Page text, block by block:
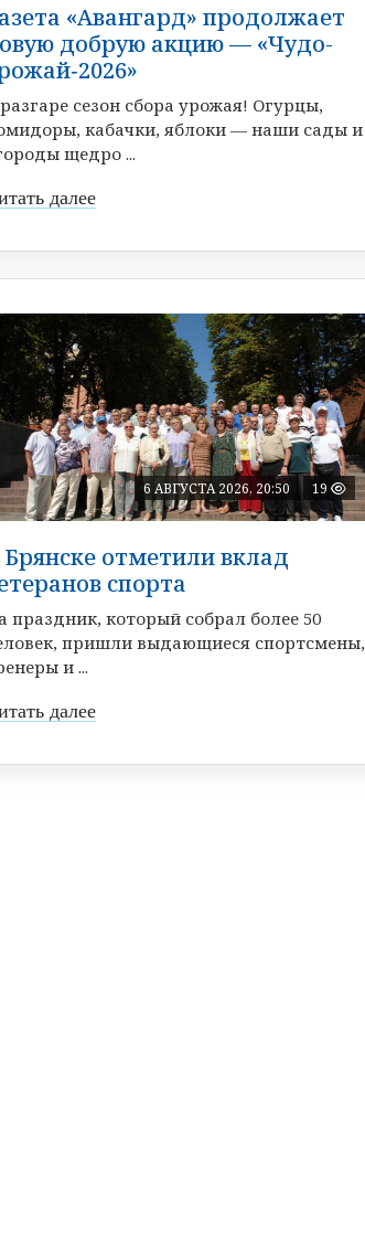
«Авангард» продолжает
добрую акцию — «Чудо-
сезон сбора урожая! Огурцы,
кабачки, яблоки — наши сады и
щедро ...
далее
6 АВГУСТА 2026, 20:50 19
Брянске отметили вклад
спорта
праздник, который собрал более 50
пришли выдающиеся спортсмены,
и ...
далее